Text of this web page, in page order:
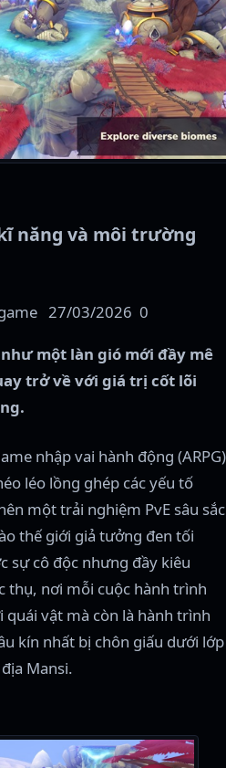
năng và môi trường
27/03/2026 0
một làn gió mới đầy mê
trở về với giá trị cốt lõi
nhập vai hành động (ARPG)
léo lồng ghép các yếu tố
một trải nghiệm PvE sâu sắc
thế giới giả tưởng đen tối
sự cô độc nhưng đầy kiêu
thụ, nơi mỗi cuộc hành trình
quái vật mà còn là hành trình
kín nhất bị chôn giấu dưới lớp
Mansi.